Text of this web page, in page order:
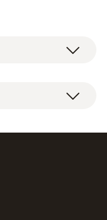
çap 4/6 mm,